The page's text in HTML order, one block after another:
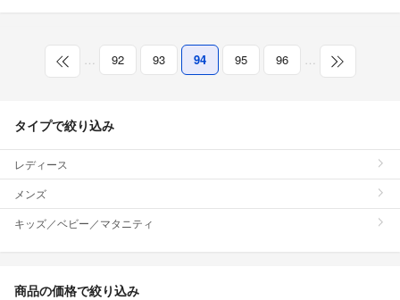
… 92 93 94 95 96 …
タイプで絞り込み
レディース
メンズ
キッズ／ベビー／マタニティ
商品の価格で絞り込み